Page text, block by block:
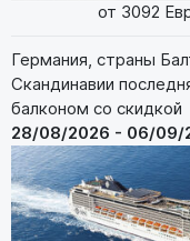
от 3092
Германия, страны
Скандинавии
балконом со скидкой
28/08/2026 - 06/09/